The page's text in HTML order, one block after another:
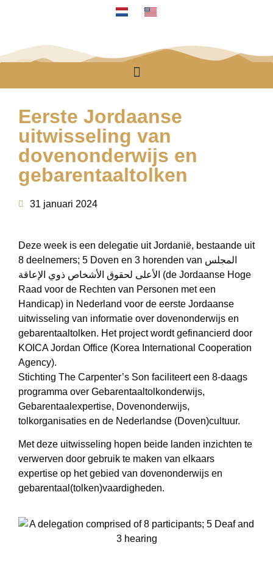
Eerste Jordaanse
uitwisseling van
dovenonderwijs en
gebarentaaltolken
31 januari 2024
Deze week is een delegatie uit Jordanië, bestaande uit
8 deelnemers; 5 Doven en 3 horenden van المجلس
الأعلى لحقوق الأشخاص ذوي الإعاقة (de Jordaanse Hoge
Raad voor de Rechten van Personen met een
Handicap) in Nederland voor de eerste Jordaanse
uitwisseling van informatie over dovenonderwijs en
gebarentaaltolken. Het project wordt gefinancierd door
KOICA Jordan Office (Korea International Cooperation
Agency).
Stichting The Carpenter’s Son faciliteert een 8-daags
programma over Gebarentaaltolkonderwijs,
Gebarentaalexpertise, Dovenonderwijs,
tolkorganisaties en de Nederlandse (Doven)cultuur.
Met deze uitwisseling hopen beide landen inzichten te
verwerven door gebruik te maken van elkaars
expertise op het gebied van dovenonderwijs en
gebarentaal(tolken)vaardigheden.